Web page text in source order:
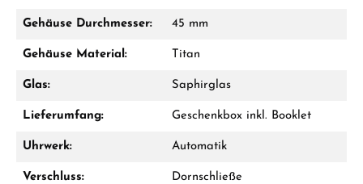
Gehäuse Durchmesser: 45 mm
Gehäuse Material: Titan
Glas: Saphirglas
Lieferumfang: Geschenkbox inkl. Booklet
Uhrwerk: Automatik
Verschluss: Dornschließe